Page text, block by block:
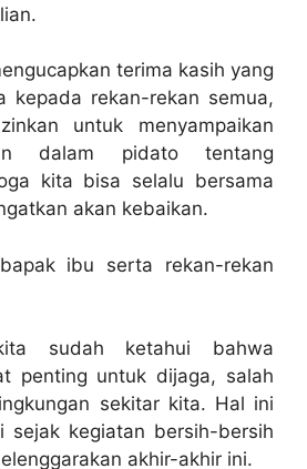
terima kasih yang
kepada rekan-rekan semua,
untuk menyampaikan
dalam pidato tentang
kita bisa selalu bersama
akan kebaikan.
ibu serta rekan-rekan
sudah ketahui bahwa
penting untuk dijaga, salah
sekitar kita. Hal ini
sejak kegiatan bersih-bersih
akhir-akhir ini.